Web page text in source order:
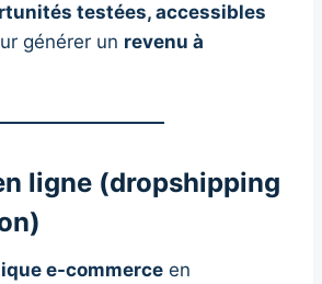
testées, accessibles
générer un revenu à
ligne (dropshipping
e-commerce en